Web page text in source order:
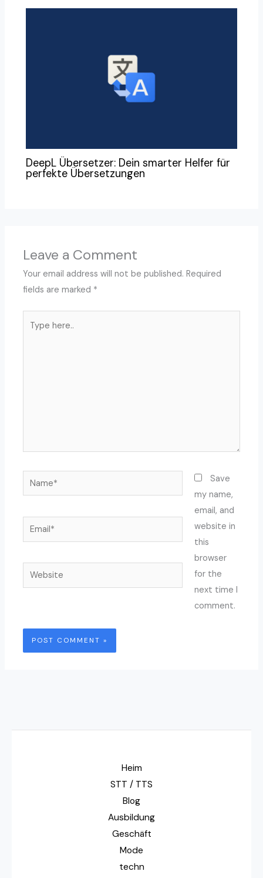
DeepL Übersetzer: Dein smarter Helfer für
perfekte Übersetzungen
Leave a Comment
Your email address will not be published. Required
fields are marked *
here..
Name*
Email*
Website
Save
my name,
email, and
website in
this
browser
for the
next time I
comment.
Heim
STT / TTS
Blog
Ausbildung
Geschäft
Mode
techn